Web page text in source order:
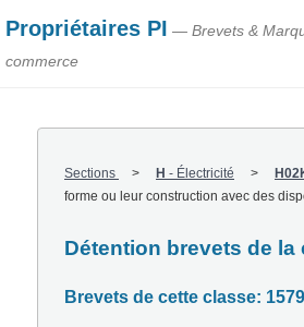
Propriétaires PI — Brevets &
commerce
Sections H - Électricité
forme ou leur construction avec des
Détention brevets de la
Brevets de cette classe: 1579